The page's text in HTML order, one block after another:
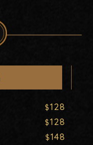
128
128
148